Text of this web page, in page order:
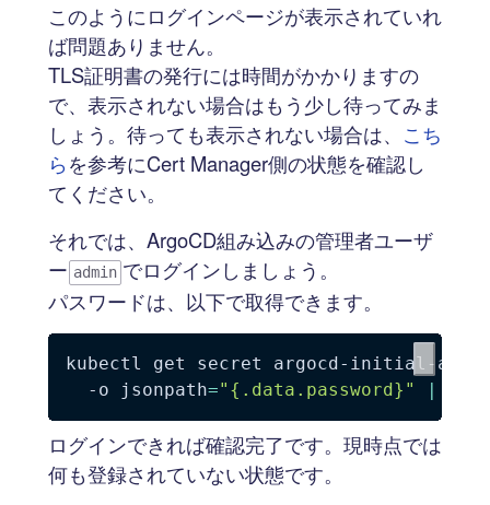
このようにログインページが表示されていれ
ば問題ありません。
TLS証明書の発行には時間がかかりますの
で、表示されない場合はもう少し待ってみま
しょう。待っても表示されない場合は、 こち
らを参考にCert Manager側の状態を確認し
てください。
それでは、ArgoCD組み込みの管理者ユーザ
ー admin でログインしましょう。
パスワードは、以下で取得できます。
kubectl get secret argocd-initial-
-o
jsonpath="{.data.password}"
ログインできれば確認完了です。現時点では
何も登録されていない状態です。